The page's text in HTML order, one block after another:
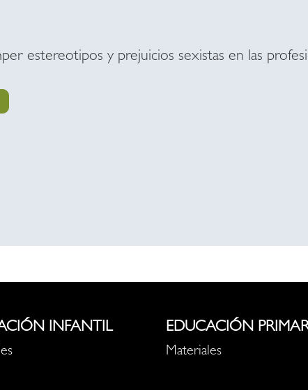
estereotipos y prejuicios sexistas en las
INFANTIL EDUCACIÓN
Materiales